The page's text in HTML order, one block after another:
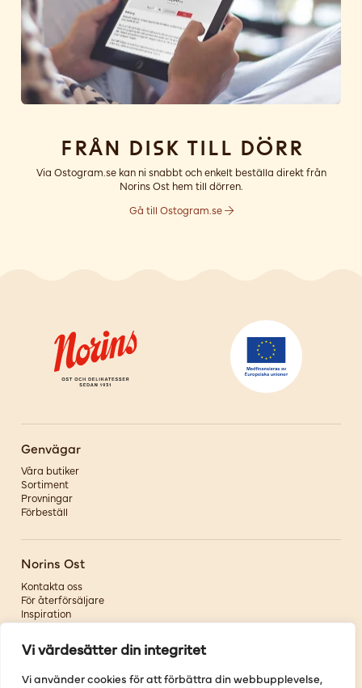
Vi värdesätter din integritet
Vi använder cookies för att förbättra din webbupplevelse,
Från disk till dörr
Via Ostogram.se kan ni snabbt och enkelt beställa direkt från
Norins Ost hem till dörren.
Gå till Ostogram.se
Genvägar
Våra butiker
Sortiment
Provningar
Förbeställ
Norins Ost
Kontakta oss
För återförsäljare
Inspiration
Om oss
Följ oss